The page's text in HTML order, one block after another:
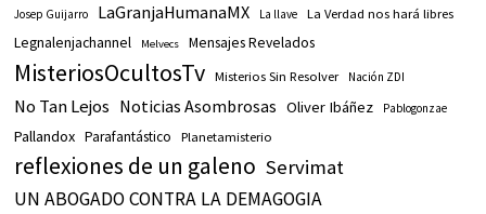
Josep Guijarro LaGranjaHumanaMX La llave La Verdad nos hará libres
Legnalenjachannel Melvecs Mensajes Revelados
MisteriosOcultosTv Misterios Sin Resolver Nación ZDI
No Tan Lejos Noticias Asombrosas Oliver Ibáñez Pablogonzae
Pallandox Parafantástico Planetamisterio
reflexiones de un galeno Servimat
UN ABOGADO CONTRA LA DEMAGOGIA